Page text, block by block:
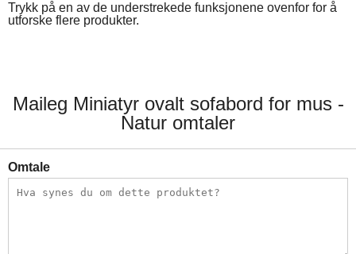
Trykk på en av de understrekede funksjonene ovenfor for å
utforske flere produkter.
Maileg Miniatyr ovalt sofabord for mus -
Natur omtaler
Omtale